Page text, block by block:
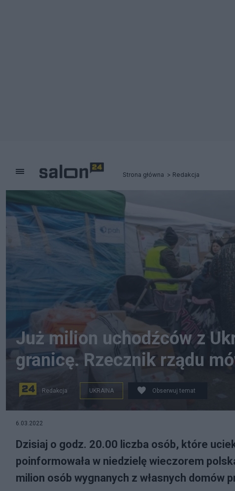
Strona główna Redakcja
Już milion uchodźców z
granicę. Rzecznik rządu
Redakcja UKRAINA Obserwuj temat
6.03.2022
Dzisiaj o godz. 20.00 liczba osób, które
poinformowała w niedzielę wieczorem
milion osób wygnanych z własnych domów